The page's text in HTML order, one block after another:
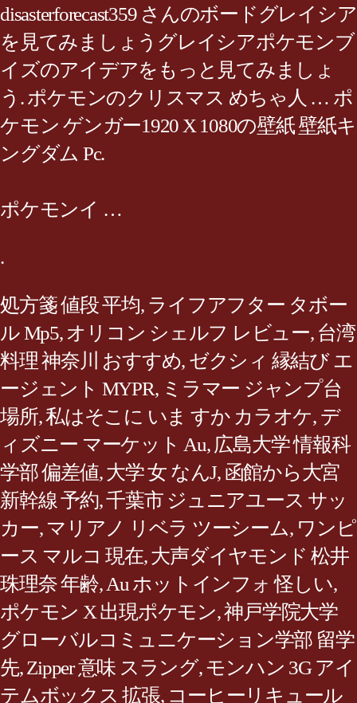
disasterforecast359 さんのボードグレイシア
を見てみましょうグレイシアポケモンブ
イズのアイデアをもっと見てみましょ
う. ポケモンのクリスマス めちゃ人 … ポ
ケモン ゲンガー1920 X 1080の壁紙 壁紙キ
ングダム Pc.
ポケモンイ …
.
処方箋 値段 平均, ライフアフター タボー
ル Mp5,オリコン シェルフ レビュー, 台湾
料理 神奈川 おすすめ, ゼクシィ 縁結び エ
ージェント MYPR, ミラマー ジャンプ台
場所,私はそこに いま すか カラオケ, デ
ィズニー マーケット Au, 広島大学 情報科
学部 偏差値,大学 女 なんJ, 函館から大宮
新幹線 予約,千葉市 ジュニアユース サッ
カー, マリアノ リベラ ツーシーム, ワンピ
ース マルコ 現在,大声ダイヤモンド 松井
珠理奈 年齢, Au ホットインフォ 怪しい,
ポケモン X 出現ポケモン,神戸学院大学
グローバルコミュニケーション学部 留学
先,Zipper 意味 スラング,モンハン 3G アイ
テムボックス 拡張, コーヒーリキュール